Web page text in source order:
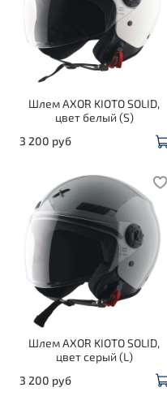
Шлем AXOR KIOTO SOLID,
цвет белый (S)
3 200 руб
Шлем AXOR KIOTO SOLID,
цвет серый (L)
3 200 руб